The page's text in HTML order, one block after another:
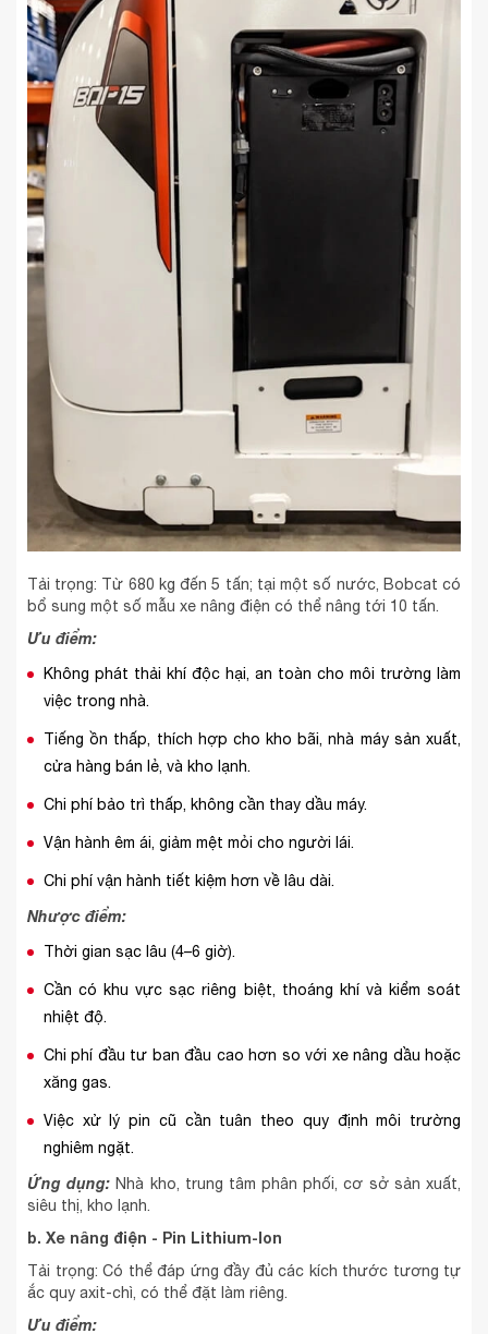
Tải trọng: Từ 680 kg đến 5 tấn; tại một số nước, Bobcat có
bổ sung một số mẫu xe nâng điện có thể nâng tới 10 tấn.
Ưu điểm:
Không phát thải khí độc hại, an toàn cho môi trường làm
việc trong nhà.
Tiếng ồn thấp, thích hợp cho kho bãi, nhà máy sản xuất,
cửa hàng bán lẻ, và kho lạnh.
Chi phí bảo trì thấp, không cần thay dầu máy.
Vận hành êm ái, giảm mệt mỏi cho người lái.
Chi phí vận hành tiết kiệm hơn về lâu dài.
Nhược điểm:
Thời gian sạc lâu (4–6 giờ).
Cần có khu vực sạc riêng biệt, thoáng khí và kiểm soát
nhiệt độ.
Chi phí đầu tư ban đầu cao hơn so với xe nâng dầu hoặc
xăng gas.
Việc xử lý pin cũ cần tuân theo quy định môi trường
nghiêm ngặt.
Ứng dụng:Nhà kho, trung tâm phân phối, cơ sở sản xuất,
siêu thị, kho lạnh.
b. Xe nâng điện - Pin Lithium-Ion
Tải trọng: Có thể đáp ứng đầy đủ các kích thước tương tự
ắc quy axit-chì, có thể đặt làm riêng.
Ưu điểm: